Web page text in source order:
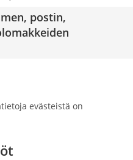
postin,
evästeistä on